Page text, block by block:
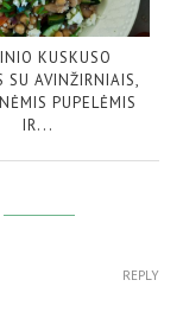
KUSKUSO
SU AVINŽIRNIAIS,
PUPELĖMIS
IR...
REPLY